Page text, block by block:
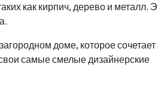
как кирпич, дерево и металл.
доме, которое сочетает
самые смелые дизайнерские